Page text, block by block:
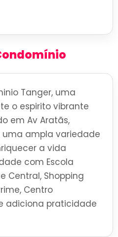
Tanger, uma
o espirito vibrante
em Av Aratãs,
uma ampla variedade
a vida
com Escola
Central, Shopping
Centro
adiciona praticidade